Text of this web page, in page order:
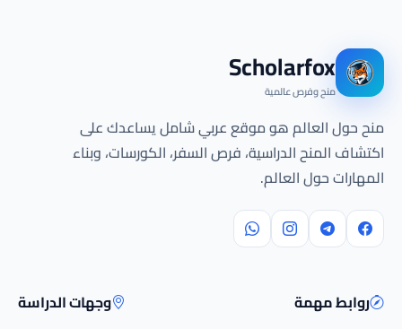
Scholarfox
منح وفرص عالمية
منح حول العالم هو موقع عربي شامل يساعدك على
اكتشاف المنح الدراسية، فرص السفر، الكورسات، وبناء
المهارات حول العالم.
روابط مهمة
وجهات الدراسة